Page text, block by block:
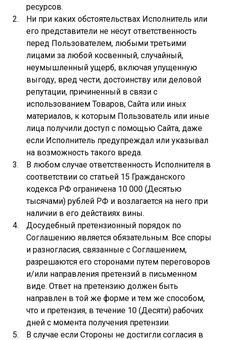
ресурсов.
Ни при каких обстоятельствах Исполнитель или
его представители не несут ответственность
перед Пользователем, любыми третьими
лицами за любой косвенный, случайный,
неумышленный ущерб, включая упущенную
выгоду, вред чести, достоинству или деловой
репутации, причиненный в связи с
использованием Товаров, Сайта или иных
материалов, к которым Пользователь или иные
лица получили доступ с помощью Сайта, даже
если Исполнитель предупреждал или указывал
на возможность такого вреда.
В любом случае ответственность Исполнителя в
соответствии со статьей 15 Гражданского
кодекса РФ ограничена 10 000 (Десятью
тысячами) рублей РФ и возлагается на него при
наличии в его действиях вины.
Досудебный претензионный порядок по
Соглашению является обязательным. Все споры
и разногласия, связанные с Соглашением,
разрешаются его сторонами путем переговоров
и/или направления претензий в письменном
виде. Ответ на претензию должен быть
направлен в той же форме и тем же способом,
что и претензия, в течение 10 (Десяти) рабочих
дней с момента получения претензии.
В случае если Стороны не достигли согласия в